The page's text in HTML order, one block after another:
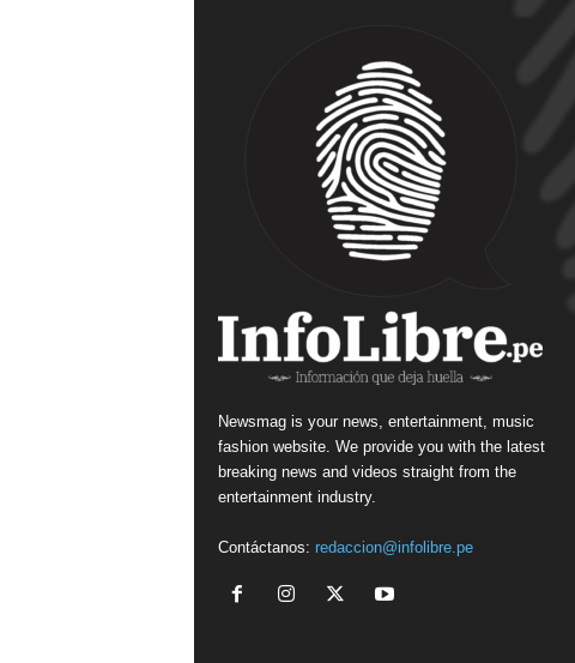
Newsmag is your news, entertainment, music
fashion website. We provide you with the latest
breaking news and videos straight from the
entertainment industry.
Contáctanos: redaccion@infolibre.pe